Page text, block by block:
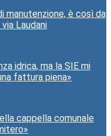
manutenzione, è così da
via Laudani
idrica, ma la SIE mi
fattura piena»
cappella comunale